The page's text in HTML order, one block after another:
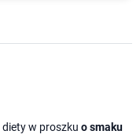
w proszku o smaku